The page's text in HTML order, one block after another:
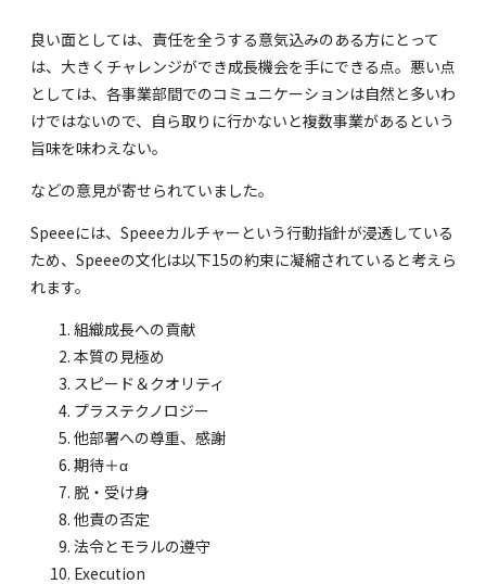
良い面としては、責任を全うする意気込みのある方にとって
は、大きくチャレンジができ成長機会を手にできる点。悪い点
としては、各事業部間でのコミュニケーションは自然と多いわ
けではないので、自ら取りに行かないと複数事業があるという
旨味を味わえない。
などの意見が寄せられていました。
Speeeには、Speeeカルチャーという行動指針が浸透している
ため、Speeeの文化は以下15の約束に凝縮されていると考えら
れます。
組織成長への貢献
本質の見極め
スピード＆クオリティ
プラステクノロジー
他部署への尊重、感謝
期待＋α
脱・受け身
他責の否定
法令とモラルの遵守
Execution